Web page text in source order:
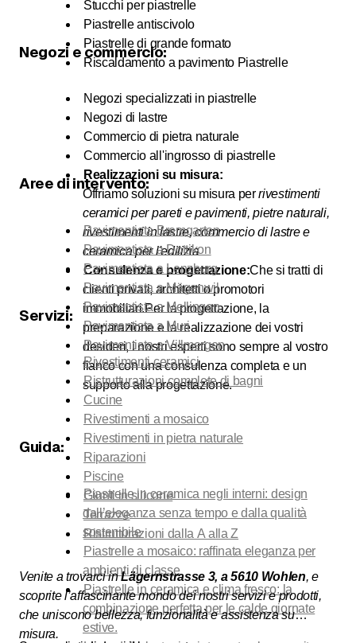
Stucchi per piastrelle
Piastrelle antiscivolo
Piastrelle di grande formato
Riscaldamento a pavimento Piastrelle
Negozi e commercio:
Negozi specializzati in piastrelle
Negozi di lastre
Commercio di pietra naturale
Commercio all'ingrosso di piastrelle
Realizzazioni su misura:
Offriamo soluzioni su misura perrivestimenti
ceramici per pareti e pavimenti, pietre naturali,
rivestimenti in lastre, commercio di lastre e
ceramica per l'edilizia
Consulenza e progettazione:Che si tratti di
clienti privati, architetti o promotori
immobiliari.Per la progettazione, la
preparazione e la realizzazione dei vostri
desideri, i nostri esperti sono sempre al vostro
fianco con una consulenza completa e un
supporto alla progettazione.
Aree di intervento:
Pavimentista Bremgarten
Pavimentista a Dottikon
Pavimentista a Lenzburg
Pavimentista a Mägenwil
Pavimentista a Mellingen
Pavimentista a Muri
Pavimentista a Villmergen
Servizi:
Rivestimenti ceramici
Ristrutturazioni complete di bagni
Cucine
Rivestimenti a mosaico
Rivestimenti in pietra naturale
Riparazioni
Piscine
Giunti in silicone
Terrazze
Ristrutturazioni dalla A alla Z
Guida:
Piastrelle in ceramica negli interni: design
dall’eleganza senza tempo e dalla qualità
sostenibile
Piastrelle a mosaico: raffinata eleganza per
ambienti di classe
Piastrelle in ceramica e clima fresco: la
combinazione perfetta per le calde giornate
estive.
Venite a trovarci inLägernstrasse 3, a 5610 Wohlen, e
scoprite l’affascinante mondo dei nostri servizi e prodotti,
che uniscono bellezza, funzionalità e assistenza su
misura.